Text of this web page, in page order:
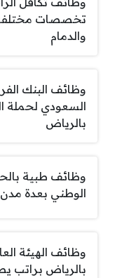
تخصصات
والدمام
وظائف البنك
السعودي لحملة
بالرياض
وظائف طبية
الوطني بعدة مدن
وظائف الهيئة
بالرياض براتب